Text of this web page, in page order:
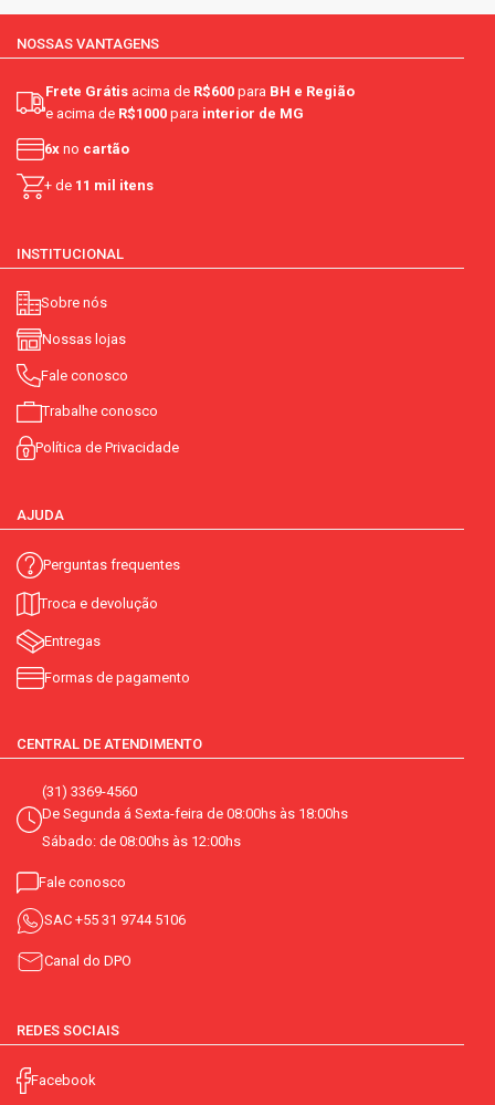
NOSSAS VANTAGENS
Frete Grátis acima de R$600 para BH e Região
e acima de R$1000 para interior de MG
6x no cartão
+ de 11 mil itens
INSTITUCIONAL
Sobre nós
Nossas lojas
Fale conosco
Trabalhe conosco
Política de Privacidade
AJUDA
Perguntas frequentes
Troca e devolução
Entregas
Formas de pagamento
CENTRAL DE ATENDIMENTO
(31) 3369-4560
De Segunda á Sexta-feira de 08:00hs às 18:00hs
Sábado: de 08:00hs às 12:00hs
Fale conosco
SAC +55 31 9744 5106
Canal do DPO
REDES SOCIAIS
Facebook